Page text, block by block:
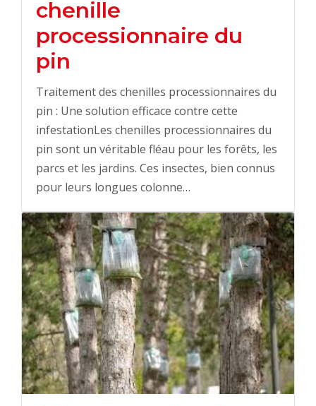
chenille
processionnaire du
pin
Traitement des chenilles processionnaires du
pin : Une solution efficace contre cette
infestationLes chenilles processionnaires du
pin sont un véritable fléau pour les forêts, les
parcs et les jardins. Ces insectes, bien connus
pour leurs longues colonne…